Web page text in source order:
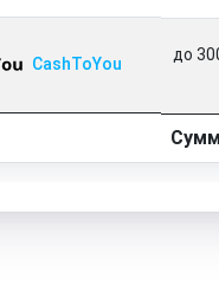
CashToYou
до